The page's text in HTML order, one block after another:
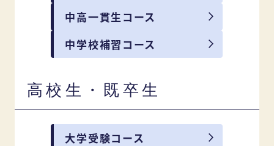
中高一貫生コース
中学校補習コース
高校生・既卒生
大学受験コース